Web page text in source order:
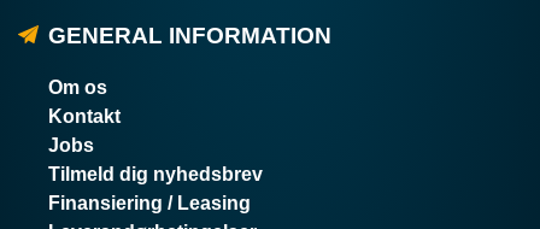
GENERAL INFORMATION
Om os
Kontakt
Jobs
Tilmeld dig nyhedsbrev
Finansiering / Leasing